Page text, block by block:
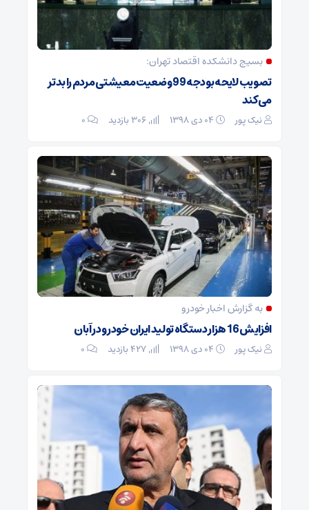
بسیج دانشکده اقتصاد تهران:
تصویب لایحه بودجه 99 وضعیت معیشتی مردم را بدتر
می‌کند
نیک پور ۰
به گزارش اخبار خودرو
افزایش 16 هزار دستگاه تولید ایران خودرو در آبان
نیک پور ۰